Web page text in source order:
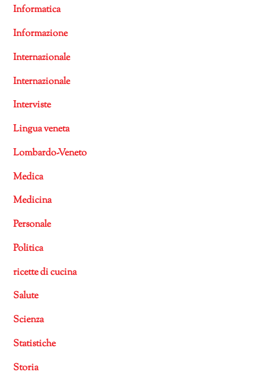
Informatica
Informazione
Internazionale
Internazionale
Interviste
Lingua veneta
Lombardo-Veneto
Medica
Medicina
Personale
Politica
ricette di cucina
Salute
Scienza
Statistiche
Storia